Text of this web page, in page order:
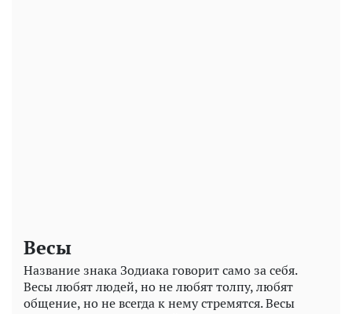
Весы
Название знака Зодиака говорит само за себя.
Весы любят людей, но не любят толпу, любят
общение, но не всегда к нему стремятся. Весы